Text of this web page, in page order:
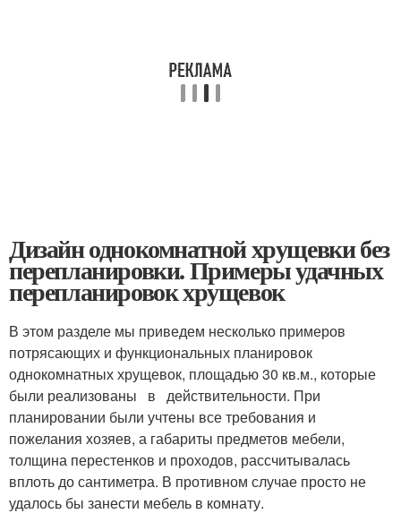
Дизайн однокомнатной хрущевки без
перепланировки. Примеры удачных
перепланировок хрущевок
В этом разделе мы приведем несколько примеров
потрясающих и функциональных планировок
однокомнатных хрущевок, площадью 30 кв.м., которые
были реализованы в действительности. При
планировании были учтены все требования и
пожелания хозяев, а габариты предметов мебели,
толщина перестенков и проходов, рассчитывалась
вплоть до сантиметра. В противном случае просто не
удалось бы занести мебель в комнату.